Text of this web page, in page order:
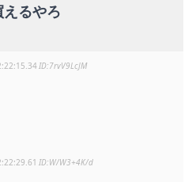
るやろ
7rvV9LcJM
W/W3+4K/d